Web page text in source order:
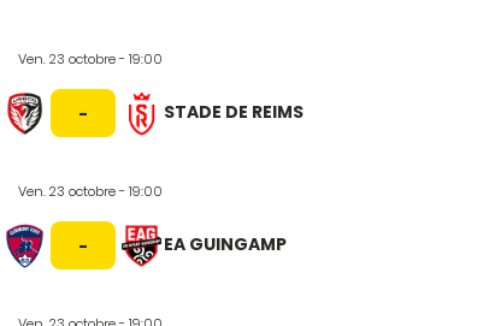
Ven. 23 octobre - 19:00
- STADE DE REIMS
Ven. 23 octobre - 19:00
- EA GUINGAMP